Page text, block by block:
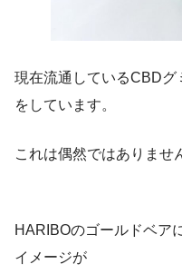
現在流通しているCBD
をしています。
これは偶然ではありませ
HARIBOのゴールドベア
イメージが